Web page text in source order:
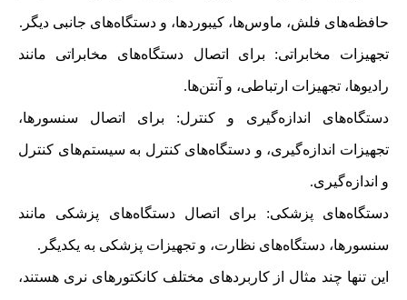
حافظه‌های فلش، ماوس‌ها، کیبوردها، و دستگاه‌های جانبی دیگر.
تجهیزات مخابراتی: برای اتصال دستگاه‌های مخابراتی مانند
رادیوها، تجهیزات ارتباطی، و آنتن‌ها.
دستگاه‌های اندازه‌گیری و کنترل: برای اتصال سنسورها،
تجهیزات اندازه‌گیری، و دستگاه‌های کنترل به سیستم‌های کنترل
و اندازه‌گیری.
دستگاه‌های پزشکی: برای اتصال دستگاه‌های پزشکی مانند
سنسورها، دستگاه‌های نظارت، و تجهیزات پزشکی به یکدیگر.
این تنها چند مثال از کاربردهای مختلف کانکتورهای نری هستند،